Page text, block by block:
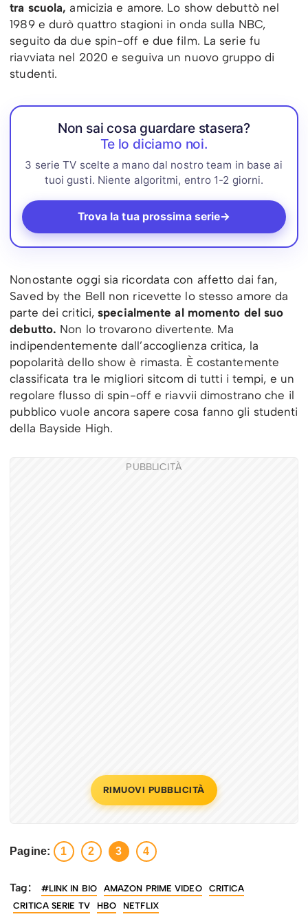
tra scuola, amicizia e amore. Lo show debuttò nel
1989 e durò quattro stagioni in onda sulla NBC,
seguito da due spin-off e due film. La serie fu
riavviata nel 2020 e seguiva un nuovo gruppo di
studenti.
Non sai cosa guardare stasera?
Te lo diciamo noi.
3 serie TV scelte a mano dal nostro team in base ai
tuoi gusti. Niente algoritmi, entro 1-2 giorni.
Trova la tua prossima serie→
Nonostante oggi sia ricordata con affetto dai fan,
Saved by the Bell non ricevette lo stesso amore da
parte dei critici,specialmente al momento del suo
debutto. Non lo trovarono divertente. Ma
indipendentemente dall’accoglienza critica, la
popolarità dello show è rimasta. È costantemente
classificata tra le migliori sitcom di tutti i tempi, e un
regolare flusso di spin-off e riavvii dimostrano che il
pubblico vuole ancora sapere cosa fanno gli studenti
della Bayside High.
PUBBLICITÀ
RIMUOVI PUBBLICITÀ
Pagine: 1 2 3 4
Tag: #LINK IN BIO AMAZON PRIME VIDEO
CRITICA
CRITICA SERIE TV
HBO NETFLIX